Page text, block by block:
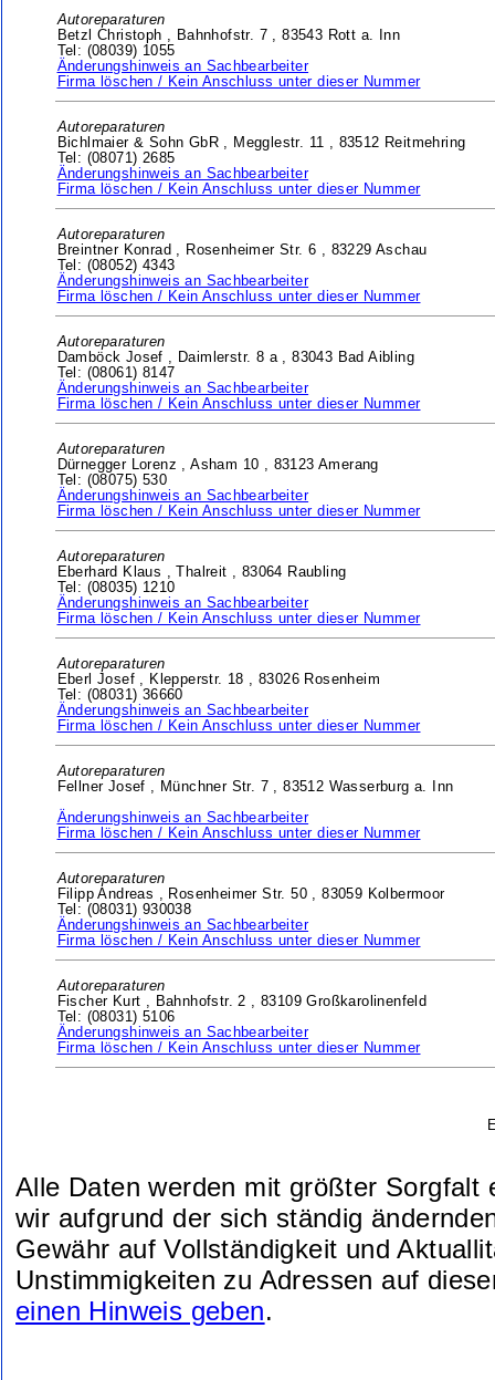
Autoreparaturen
Betzl Christoph , Bahnhofstr. 7 ,83543 Rott a. Inn
Tel: (08039) 1055
Änderungshinweis an Sachbearbeiter
Firma löschen / Kein Anschluss unter dieser Nummer
Autoreparaturen
Bichlmaier & Sohn GbR , Megglestr. 11 , 83512 Reitmehring
Tel: (08071) 2685
Änderungshinweis an Sachbearbeiter
Firma löschen / Kein Anschluss unter dieser Nummer
Autoreparaturen
Breintner Konrad , Rosenheimer Str. 6 , 83229 Aschau
Tel: (08052) 4343
Änderungshinweis an Sachbearbeiter
Firma löschen / Kein Anschluss unter dieser Nummer
Autoreparaturen
Damböck Josef , Daimlerstr. 8 a ,83043 Bad Aibling
Tel: (08061) 8147
Änderungshinweis an Sachbearbeiter
Firma löschen / Kein Anschluss unter dieser Nummer
Autoreparaturen
Dürnegger Lorenz ,Asham 10 , 83123 Amerang
Tel: (08075) 530
Änderungshinweis an Sachbearbeiter
Firma löschen / Kein Anschluss unter dieser Nummer
Autoreparaturen
Eberhard Klaus ,
Thalreit , 83064 Raubling
Tel: (08035) 1210
Änderungshinweis an Sachbearbeiter
Firma löschen / Kein Anschluss unter dieser Nummer
Autoreparaturen
Eberl Josef , Klepperstr. 18 , 83026 Rosenheim
Tel: (08031) 36660
Änderungshinweis an Sachbearbeiter
Firma löschen / Kein Anschluss unter dieser Nummer
Autoreparaturen
Fellner Josef , Münchner Str. 7 ,83512 Wasserburg a. Inn
Änderungshinweis an Sachbearbeiter
Firma löschen / Kein Anschluss unter dieser Nummer
Autoreparaturen
Filipp Andreas , Rosenheimer Str. 50 ,83059 Kolbermoor
Tel: (08031) 930038
Änderungshinweis an Sachbearbeiter
Firma löschen / Kein Anschluss unter dieser Nummer
Autoreparaturen
Fischer Kurt , Bahnhofstr. 2 , 83109 Großkarolinenfeld
Tel: (08031) 5106
Änderungshinweis an Sachbearbeiter
Firma löschen / Kein Anschluss unter dieser Nummer
Alle Daten werden mit größter Sorgfalt
wir aufgrund der sich ständig
Gewähr auf Vollständigkeit und
Unstimmigkeiten zu Adressen auf
einen Hinweis geben.